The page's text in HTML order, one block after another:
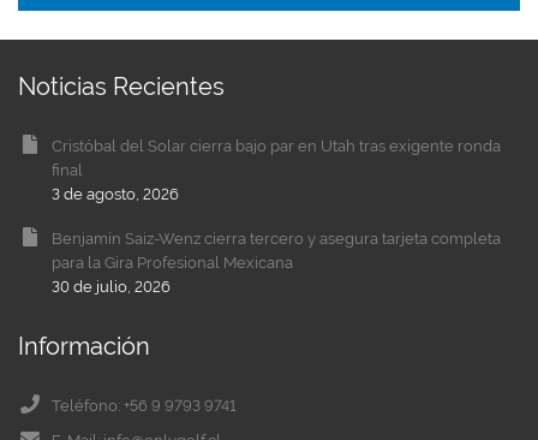
Noticias Recientes
Cristóbal del Solar cierra bajo par en Utah tras exigente ronda
final
3 de agosto, 2026
Benjamín Saiz-Wenz cierra tercero y asegura tarjeta completa
para la Gira Profesional Mexicana
30 de julio, 2026
Información
Teléfono: +56 9 9793 9741